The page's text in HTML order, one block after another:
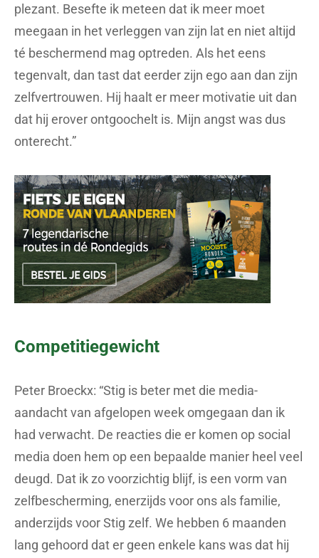
plezant. Besefte ik meteen dat ik meer moet
meegaan in het verleggen van zijn lat en niet altijd
té beschermend mag optreden. Als het eens
tegenvalt, dan tast dat eerder zijn ego aan dan zijn
zelfvertrouwen. Hij haalt er meer motivatie uit dan
dat hij erover ontgoochelt is. Mijn angst was dus
onterecht.”
Competitiegewicht
Peter Broeckx: “Stig is beter met die media-
aandacht van afgelopen week omgegaan dan ik
had verwacht. De reacties die er komen op social
media doen hem op een bepaalde manier heel veel
deugd. Dat ik zo voorzichtig blijf, is een vorm van
zelfbescherming, enerzijds voor ons als familie,
anderzijds voor Stig zelf. We hebben 6 maanden
lang gehoord dat er geen enkele kans was dat hij